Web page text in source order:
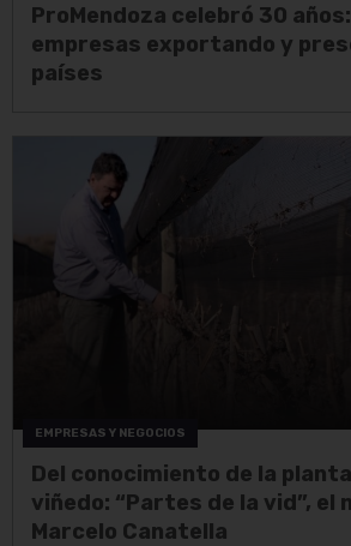
ProMendoza celebró 30
empresas exportando y
países
EMPRESAS Y NEGOCIOS
Del conocimiento de la
viñedo: “Partes de la vid”, el
Marcelo Canatella